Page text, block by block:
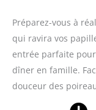
Préparez-vous à
qui ravira vos
entrée parfaite
dîner en famille.
douceur des